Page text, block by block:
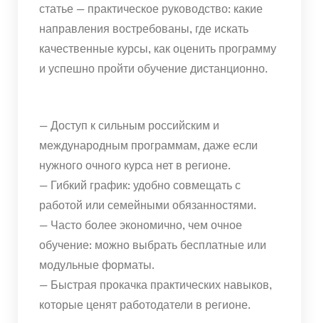
статье — практическое руководство: какие
направления востребованы, где искать
качественные курсы, как оценить программу
и успешно пройти обучение дистанционно.
— Доступ к сильным российским и
международным программам, даже если
нужного очного курса нет в регионе.
— Гибкий график: удобно совмещать с
работой или семейными обязанностями.
— Часто более экономично, чем очное
обучение: можно выбрать бесплатные или
модульные форматы.
— Быстрая прокачка практических навыков,
которые ценят работодатели в регионе.